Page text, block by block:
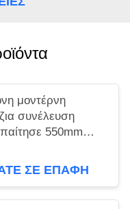
μοντέρνη
συνέλευση
550mm
ΣΕ ΕΠΑΦΉ